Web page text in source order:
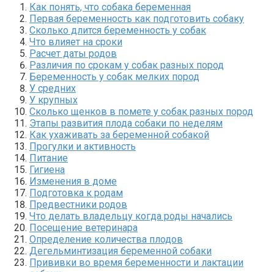
Как понять, что собака беременная
Первая беременность как подготовить собаку
Сколько длится беременность у собак
Что влияет на сроки
Расчет даты родов
Различия по срокам у собак разных пород
Беременность у собак мелких пород
У средних
У крупных
Сколько щенков в помете у собак разных пород
Этапы развития плода собаки по неделям
Как ухаживать за беременной собакой
Прогулки и активность
Питание
Гигиена
Изменения в доме
Подготовка к родам
Предвестники родов
Что делать владельцу когда роды начались
Посещение ветеринара
Определение количества плодов
Дегельминтизация беременной собаки
Прививки во время беременности и лактации